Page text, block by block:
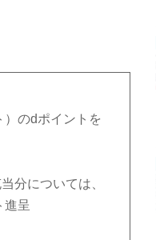
のdポイントを
分については、
進呈